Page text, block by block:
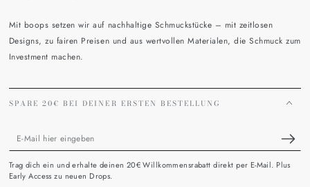
Mit boops setzen wir auf nachhaltige Schmuckstücke – mit zeitlosen
Designs, zu fairen Preisen und aus wertvollen Materialen, die Schmuck zum
Investment machen.
SPARE 20€ BEI DEINER ERSTEN BESTELLUNG
Mail
hier
Trag dich ein und erhalte deinen 20€ Willkommensrabatt direkt per E-Mail. Plus
Early Access zu neuen Drops.